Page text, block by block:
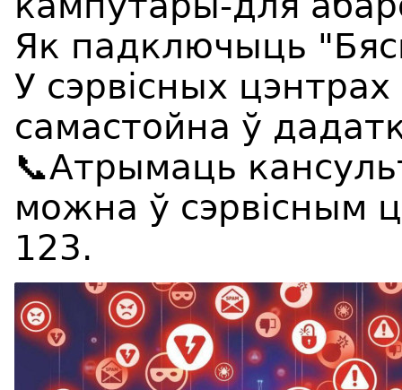
Як падключыць
У сэрвісных
самастойна ў
📞Атрымаць
можна ў сэрвісным
123.